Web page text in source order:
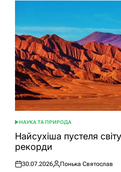
ОПУБЛІКУВАТИ
У
НАУКА ТА ПРИРОДА
Найсухіша пустеля
рекорди
Оприлюднено
30.07.2026
Опубліковано
Понька Святослав